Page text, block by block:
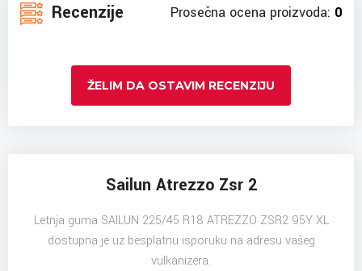
Recenzije Prosečna ocena proizvoda: 0
ŽELIM DA OSTAVIM RECENZIJU
Sailun Atrezzo Zsr 2
Letnja guma SAILUN 225/45 R18 ATREZZO ZSR2 95Y XL
dostupna je uz besplatnu isporuku na adresu vašeg
vulkanizera.